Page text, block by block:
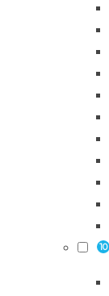
10